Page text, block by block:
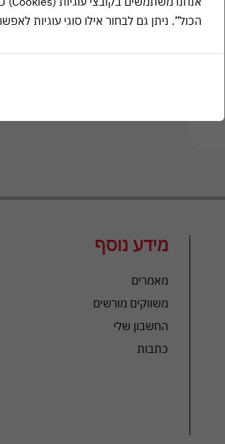
מידע נוסף
מאמרים
משווקים מורשים
החשבון שלי
כתבות
הכול”. ניתן גם לבחור אילו סוגי עוגיות